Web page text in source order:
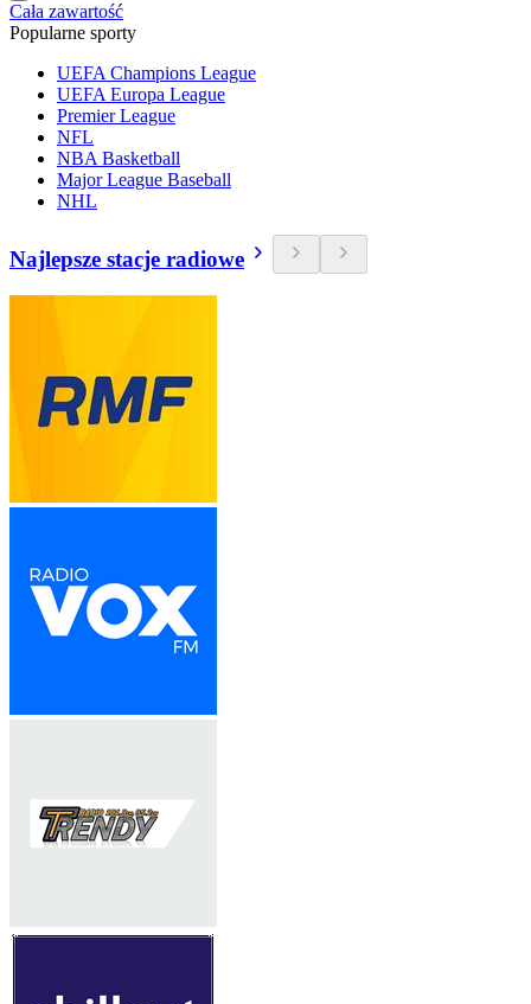
Cała zawartość
Popularne sporty
UEFA Champions League
UEFA Europa League
Premier League
NFL
NBA Basketball
Major League Baseball
NHL
Najlepsze stacje radiowe